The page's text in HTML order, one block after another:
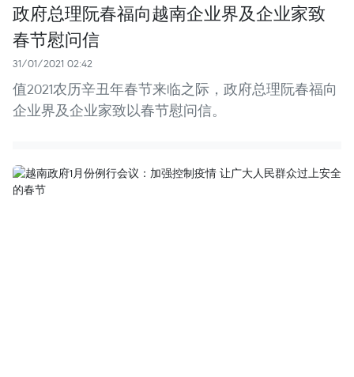
政府总理阮春福向越南企业界及企业家致
春节慰问信
31/01/2021 02:42
值2021农历辛丑年春节来临之际，政府总理阮春福向
企业界及企业家致以春节慰问信。